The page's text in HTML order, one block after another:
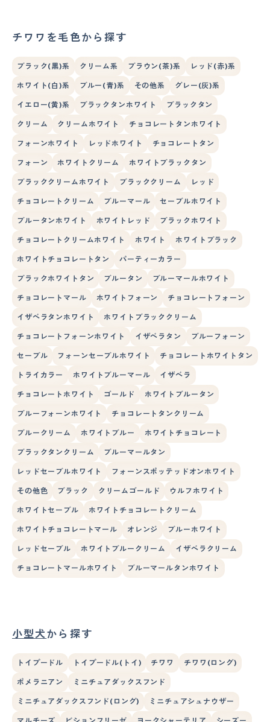
チワワを毛色から探す
ブラック(黒)系 クリーム系 ブラウン(茶)系 レッド(赤)系
ホワイト(白)系 ブルー(青)系 その他系 グレー(灰)系
イエロー(黄)系 ブラックタンホワイト ブラックタン
クリーム クリームホワイト チョコレートタンホワイト
フォーンホワイト レッドホワイト チョコレートタン
フォーン ホワイトクリーム ホワイトブラックタン
ブラッククリームホワイト ブラッククリーム レッド
チョコレートクリーム ブルーマール セーブルホワイト
ブルータンホワイト ホワイトレッド ブラックホワイト
チョコレートクリームホワイト ホワイト ホワイトブラック
ホワイトチョコレートタン パーティーカラー
ブラックホワイトタン ブルータン ブルーマールホワイト
チョコレートマール ホワイトフォーン チョコレートフォーン
イザベラタンホワイト ホワイトブラッククリーム
チョコレートフォーンホワイト イザベラタン ブルーフォーン
セーブル フォーンセーブルホワイト チョコレートホワイトタン
トライカラー ホワイトブルーマール イザベラ
チョコレートホワイト ゴールド ホワイトブルータン
ブルーフォーンホワイト チョコレートタンクリーム
ブルークリーム ホワイトブルー ホワイトチョコレート
ブラックタンクリーム ブルーマールタン
レッドセーブルホワイト フォーンスポッテッドオンホワイト
その他色 ブラック クリームゴールド ウルフホワイト
ホワイトセーブル ホワイトチョコレートクリーム
ホワイトチョコレートマール オレンジ ブルーホワイト
レッドセーブル ホワイトブルークリーム イザベラクリーム
チョコレートマールホワイト ブルーマールタンホワイト
小型犬から探す
トイプードル トイプードル(トイ) チワワ チワワ(ロング)
ポメラニアン ミニチュアダックスフンド
ミニチュアダックスフンド(ロング) ミニチュアシュナウザー